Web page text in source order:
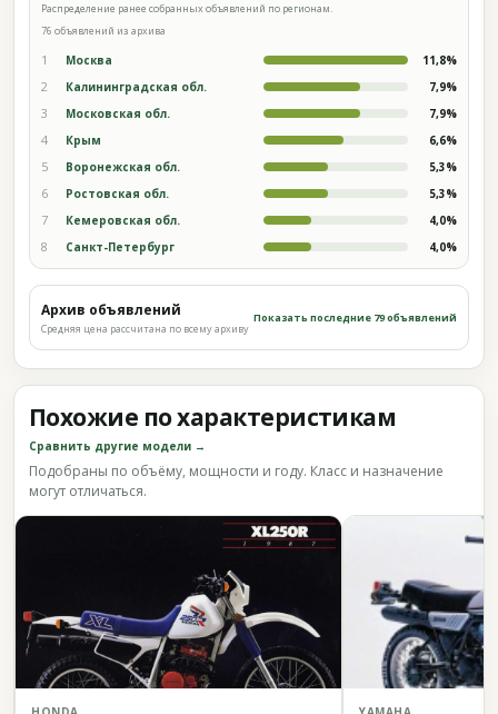
Распределение ранее собранных объявлений по регионам.
76 объявлений из архива
1 Москва 11,8%
2 Калининградская обл. 7,9%
3 Московская обл. 7,9%
4 Крым 6,6%
5 Воронежская обл. 5,3%
6 Ростовская обл. 5,3%
7 Кемеровская обл. 4,0%
8 Санкт-Петербург 4,0%
Архив объявлений
Средняя цена рассчитана по всему архиву
Показать последние 79 объявлений
Похожие по характеристикам
Сравнить другие модели →
Подобраны по объёму, мощности и году. Класс и назначение
могут отличаться.